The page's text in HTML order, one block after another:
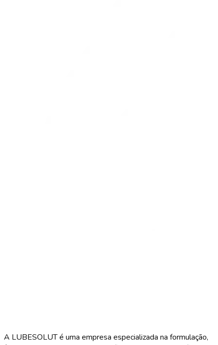
A LUBESOLUT é uma empresa especializada na formulação,